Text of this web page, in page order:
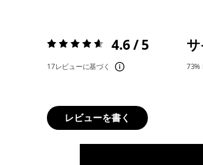
評価:4.6 / 5 4.6 / 5
17レビューに基づく 73%
レビューを書く